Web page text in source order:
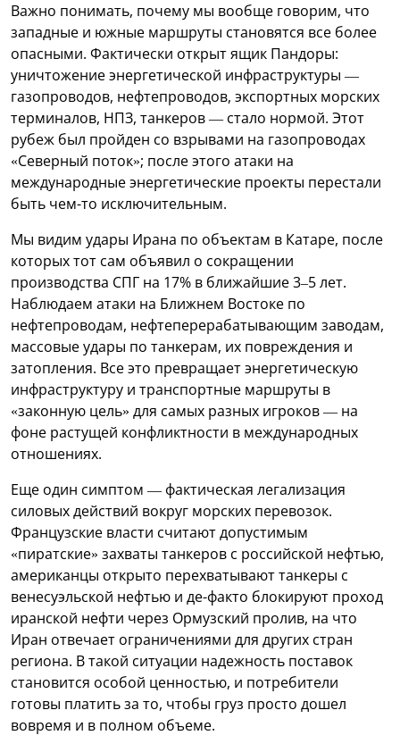
Важно понимать, почему мы вообще говорим, что
западные и южные маршруты становятся все более
опасными. Фактически открыт ящик Пандоры:
уничтожение энергетической инфраструктуры —
газопроводов, нефтепроводов, экспортных морских
терминалов, НПЗ, танкеров — стало нормой. Этот
рубеж был пройден со взрывами на газопроводах
«Северный поток»; после этого атаки на
международные энергетические проекты перестали
быть чем-то исключительным.
Мы видим удары Ирана по объектам в Катаре, после
которых тот сам объявил о сокращении
производства СПГ на 17% в ближайшие 3–5 лет.
Наблюдаем атаки на Ближнем Востоке по
нефтепроводам, нефтеперерабатывающим заводам,
массовые удары по танкерам, их повреждения и
затопления. Все это превращает энергетическую
инфраструктуру и транспортные маршруты в
«законную цель» для самых разных игроков — на
фоне растущей конфликтности в международных
отношениях.
Еще один симптом — фактическая легализация
силовых действий вокруг морских перевозок.
Французские власти считают допустимым
«пиратские» захваты танкеров с российской нефтью,
американцы открыто перехватывают танкеры с
венесуэльской нефтью и де-факто блокируют проход
иранской нефти через Ормузский пролив, на что
Иран отвечает ограничениями для других стран
региона. В такой ситуации надежность поставок
становится особой ценностью, и потребители
готовы платить за то, чтобы груз просто дошел
вовремя и в полном объеме.